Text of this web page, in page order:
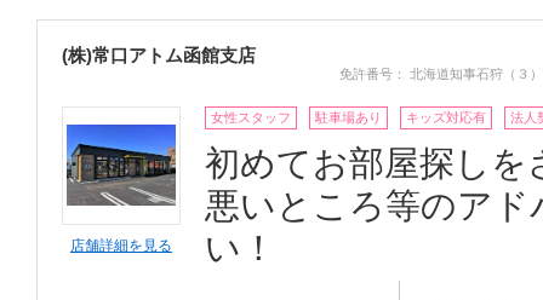
(株)常口アトム函館支店
免許番号： 北海道知事石狩（３
店舗詳細を見る
女性スタッフ 駐車場あり キッズ対応有 法人
初めてお部屋探しを
悪いところ等のア
い！